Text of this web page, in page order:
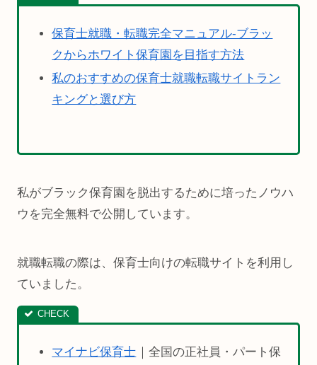
保育士就職・転職完全マニュアル-ブラッ
クからホワイト保育園を目指す方法
私のおすすめの保育士就職転職サイトラン
キングと選び方
私がブラック保育園を脱出するために培ったノウハ
ウを完全無料で公開しています。
就職転職の際は、保育士向けの転職サイトを利用し
ていました。
マイナビ保育士 ｜全国の正社員・パート保